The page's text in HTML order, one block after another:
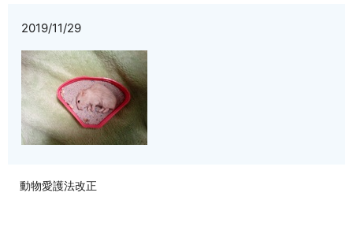
2019/11/29
動物愛護法改正